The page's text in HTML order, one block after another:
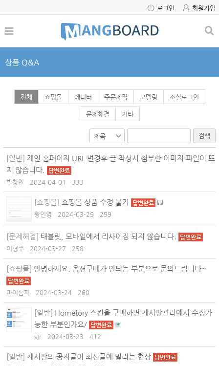
로그인 회원가입
상품 Q&A
전체 쇼핑몰 에디터 주문제작 모델링 소셜로그인
문제해결 기타
검색
[일반] 개인 홈페이지 URL 변경후 글 작성시 첨부한 이미지 파일이 뜨
지 않습니다.
답변완료
박창언 2024-04-01 333
[쇼핑몰] 쇼핑몰 상품 수정 불가 답변완료
황인영 2024-03-29 299
[문제해결] 태블릿, 모바일에서 리사이징 되지 않습니다. 답변완료
이형주 2024-03-27 258
[쇼핑몰] 안녕하세요. 옵션구매가 안되는 부분으로 문의드립니다~
답변완료
마이홈피 2024-03-24 260
[일반] Hometory 스킨을 구매하면 게시판관리에서 수정가
능한 부분인가요/ 답변완료
sjr 2024-03-23 412
[일반] 게시판의 공지글이 최신글에 밀리는 현상 답변완료